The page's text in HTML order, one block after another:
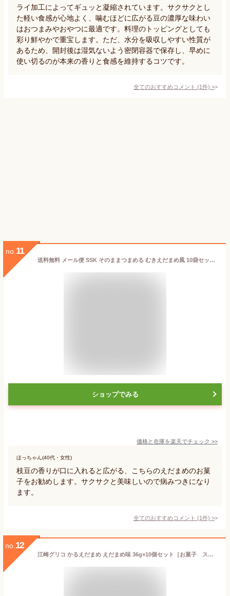
ライ加工によってギュッと凝縮されています。サクサクとし
た軽い食感が心地よく、噛むほどに広がる豆の濃厚な味わい
はおつまみやおやつに最適です。料理のトッピングとしても
彩り鮮やかで重宝します。ただ、水分を吸収しやすい性質が
あるため、開封後は湿気ないよう密閉容器で保存し、早めに
使い切るのが本来の香りと食感を維持するコツです。
全てのおすすめコメント (1件) >
no. 11
送料無料 メール便 SSK そのままつまめる むきえだまめ風 10袋セット (40g×10個) お菓子 おつまみ 枝豆 塩味 清水食品
ショップでみる
価格と在庫を楽天でチェック >>
ほっちゃん(40代・女性)
枝豆の香りが口に入れると広がる、こちらのえだまめのお菓
子をお勧めします。サクサクと美味しいので病みつきになり
ます。
全てのおすすめコメント (1件) >
no. 12
江崎グリコ かるえだまめ えだまめ味 36g×10個セット［お菓子 スナック］